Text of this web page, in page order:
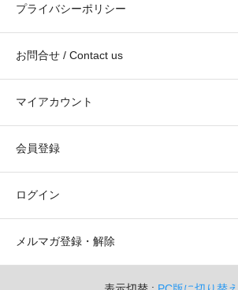
プライバシーポリシー
お問合せ / Contact us
マイアカウント
会員登録
ログイン
メルマガ登録・解除